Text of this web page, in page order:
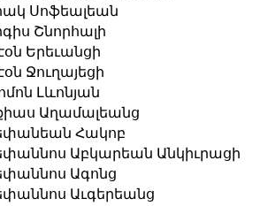
Սոֆեալեան
Շնորհալի
Երեւանցի
Ջուղայեցի
Լևոնյան
Աղամալեանց
Հակոբ
Աբկարեան Անկիւրացի
Ագոնց
Աւգերեանց